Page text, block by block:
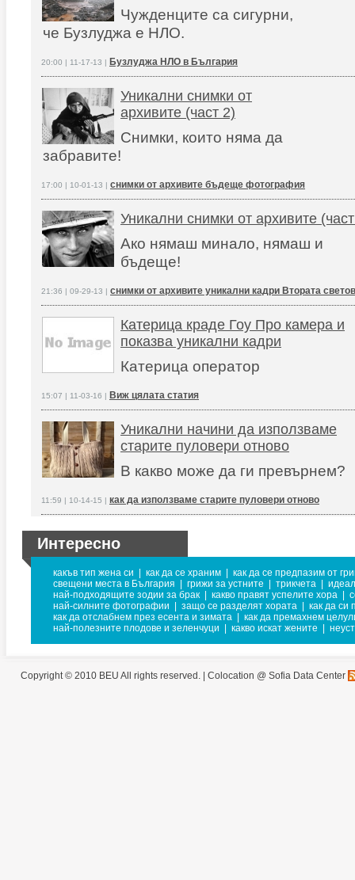
Чужденците са сигурни,
че Бузлуджа е НЛО.
20:00 | 11-17-13 | Бузлуджа НЛО в България
Уникални снимки от
архивите (част 2)
Снимки, които няма да
забравите!
17:00 | 10-01-13 | снимки от архивите бъдеще фотография
Уникални снимки от архивите
Ако нямаш минало, нямаш и
бъдеще!
21:36 | 09-29-13 | снимки от архивите уникални кадри Втората
Катерица краде Гоу Про камера и
показва уникални кадри
Катерица оператор
15:07 | 11-03-16 | Виж цялата статия
Уникални начини да използваме
старите пуловери отново
В какво може да ги превърнем?
11:59 | 10-14-15 | как да използваме старите пуловери отново
Интересно
какъв тип жена си как да се храним
как да се предпазим от
свещени места в България
грижи за устните трикчета
най-подходящите зодии за брак
какво правят успелите хора
най-силните фотографии
защо се разделят хората
как да си
как да отслабнем през есента и зимата
как да премахнем
най-полезните плодове и зеленчуци
какво искат жените
Copyright © 2010 BEU All rights reserved. | Colocation @ Sofia Data Center